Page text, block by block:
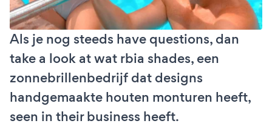
Als je nog steeds have questions, dan
take a look at wat rbia shades, een
zonnebrillenbedrijf dat designs
handgemaakte houten monturen heeft,
seen in their business heeft.